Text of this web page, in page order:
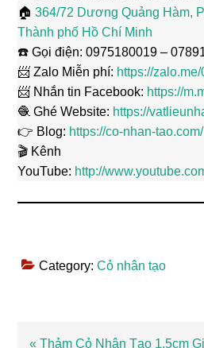
🏠364/72 Dương Quảng Hàm,
Thành phố Hồ Chí Minh
☎️ Gọi điện: 0975180019 –
📨 Zalo Miễn phí: https://
📨 Nhắn tin Facebook: https://
🧶 Ghé Website: https://
👉 Blog: https://co-nhan-tao.com/
🎬 Kênh
YouTube: http://
Category:Cỏ nhân tạo
Bài
« Thảm Cỏ Nhân Tạo 1,5cm